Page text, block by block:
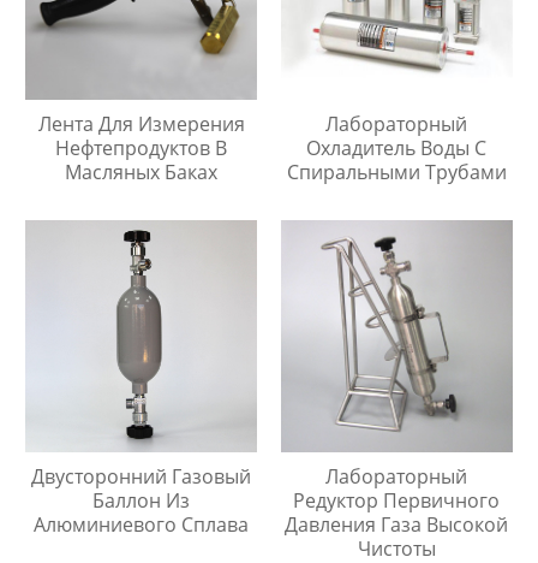
Лента Для Измерения
Нефтепродуктов В
Масляных Баках
Лабораторный
Охладитель Воды С
Спиральными Трубами
Двусторонний Газовый
Баллон Из
Алюминиевого Сплава
Лабораторный
Редуктор Первичного
Давления Газа Высокой
Чистоты